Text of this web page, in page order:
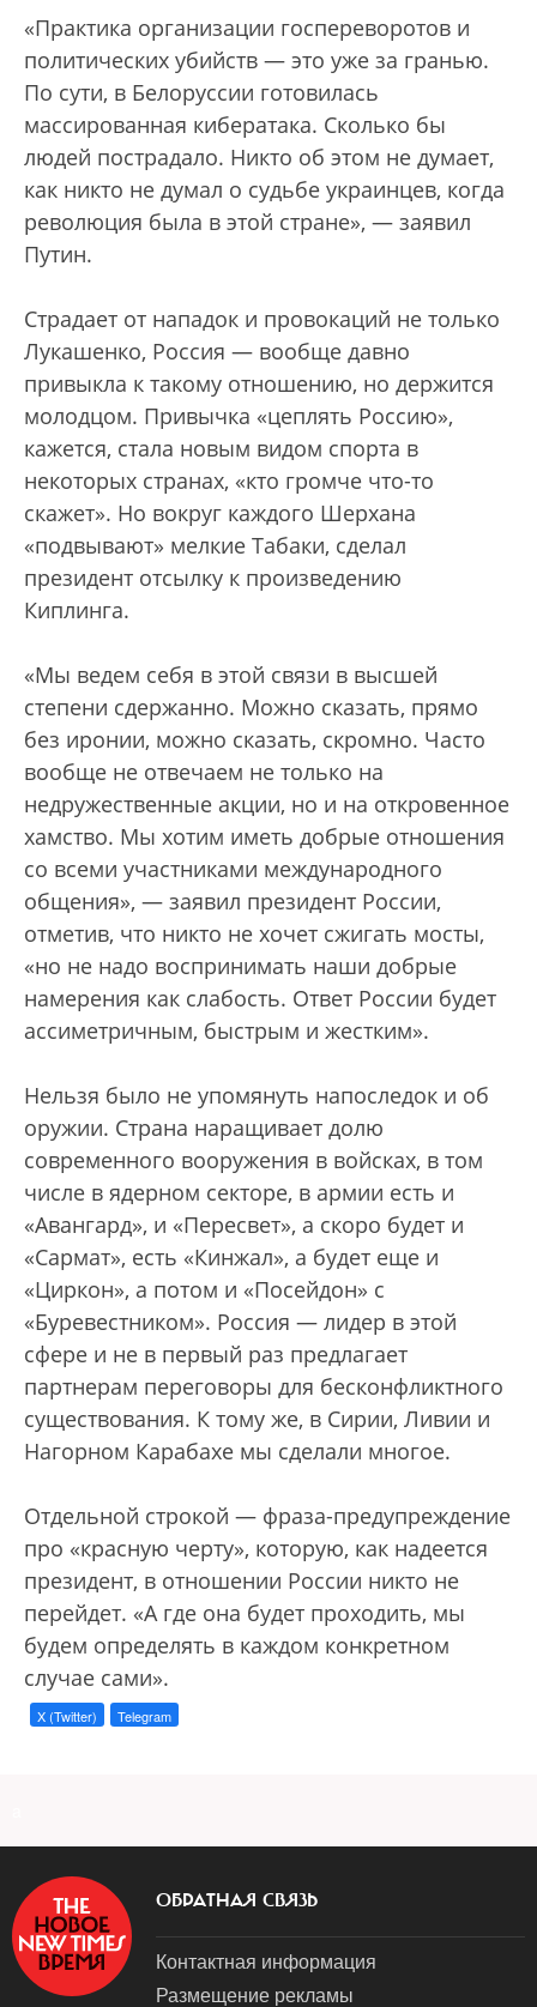
«Практика организации госпереворотов и
политических убийств — это уже за гранью.
По сути, в Белоруссии готовилась
массированная кибератака. Сколько бы
людей пострадало. Никто об этом не думает,
как никто не думал о судьбе украинцев, когда
революция была в этой стране», — заявил
Путин.
Страдает от нападок и провокаций не только
Лукашенко, Россия — вообще давно
привыкла к такому отношению, но держится
молодцом. Привычка «цеплять Россию»,
кажется, стала новым видом спорта в
некоторых странах, «кто громче что-то
скажет». Но вокруг каждого Шерхана
«подвывают» мелкие Табаки, сделал
президент отсылку к произведению
Киплинга.
«Мы ведем себя в этой связи в высшей
степени сдержанно. Можно сказать, прямо
без иронии, можно сказать, скромно. Часто
вообще не отвечаем не только на
недружественные акции, но и на откровенное
хамство. Мы хотим иметь добрые отношения
со всеми участниками международного
общения», — заявил президент России,
отметив, что никто не хочет сжигать мосты,
«но не надо воспринимать наши добрые
намерения как слабость. Ответ России будет
ассиметричным, быстрым и жестким».
Нельзя было не упомянуть напоследок и об
оружии. Страна наращивает долю
современного вооружения в войсках, в том
числе в ядерном секторе, в армии есть и
«Авангард», и «Пересвет», а скоро будет и
«Сармат», есть «Кинжал», а будет еще и
«Циркон», а потом и «Посейдон» с
«Буревестником». Россия — лидер в этой
сфере и не в первый раз предлагает
партнерам переговоры для бесконфликтного
существования. К тому же, в Сирии, Ливии и
Нагорном Карабахе мы сделали многое.
Отдельной строкой — фраза-предупреждение
про «красную черту», которую, как надеется
президент, в отношении России никто не
перейдет. «А где она будет проходить, мы
будем определять в каждом конкретном
случае сами».
X (Twitter) Telegram
ОБРАТНАЯ СВЯЗЬ
Контактная информация
Размещение рекламы